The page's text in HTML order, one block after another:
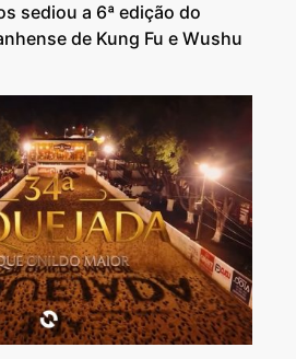
sediou a 6ª edição do
de Kung Fu e Wushu